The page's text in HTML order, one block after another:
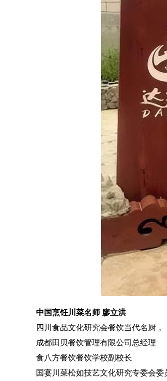
中国烹饪川菜名师 廖立洪
四川食品文化研究会餐饮当代名厨，
成都田贝餐饮管理有限公司总经理
食八方餐饮餐饮学校副校长
国宴川菜松如技艺文化研究专委会委